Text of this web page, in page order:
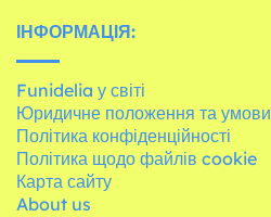
ІНФОРМАЦІЯ:
Funidelia у світі
Юридичне положення та
Політика конфіденційності
Політика щодо файлів cookie
Карта сайту
About us